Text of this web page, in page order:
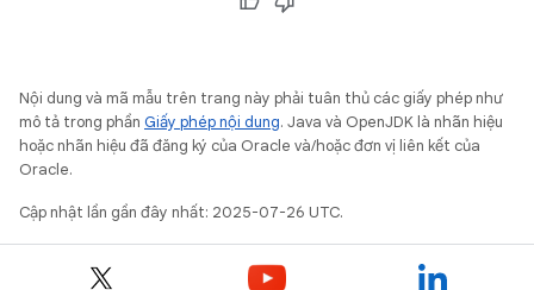
Nội dung và mã mẫu trên trang này phải tuân thủ các giấy phép như
mô tả trong phần Giấy phép nội dung. Java và OpenJDK là nhãn hiệu
hoặc nhãn hiệu đã đăng ký của Oracle và/hoặc đơn vị liên kết của
Oracle.
Cập nhật lần gần đây nhất: 2025-07-26 UTC.